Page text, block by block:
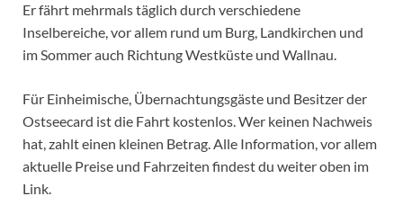
Er fährt mehrmals täglich durch verschiedene
Inselbereiche, vor allem rund um Burg, Landkirchen und
im Sommer auch Richtung Westküste und Wallnau.
Für Einheimische, Übernachtungsgäste und Besitzer der
Ostseecard ist die Fahrt kostenlos. Wer keinen Nachweis
hat, zahlt einen kleinen Betrag. Alle Information, vor allem
aktuelle Preise und Fahrzeiten findest du weiter oben im
Link.